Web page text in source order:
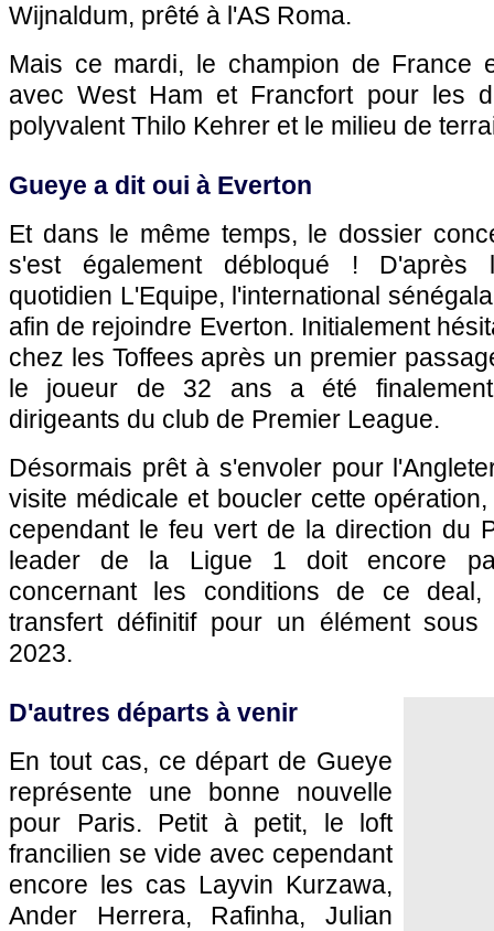
Wijnaldum, prêté à l'AS Roma.
Mais ce mardi, le champion de France
avec West Ham et Francfort pour les
polyvalent Thilo Kehrer et le milieu de
Gueye a dit oui à Everton
Et dans le même temps, le dossier
s'est également débloqué ! D'après
quotidien L'Equipe, l'international
afin de rejoindre Everton. Initialement
chez les Toffees après un premier
le joueur de 32 ans a été
dirigeants du club de Premier League.
Désormais prêt à s'envoler pour
visite médicale et boucler cette
cependant le feu vert de la direction du
leader de la Ligue 1 doit encore
concernant les conditions de ce
transfert définitif pour un élément sous
2023.
D'autres départs à venir
En tout cas, ce départ de Gueye
représente une bonne nouvelle
pour Paris. Petit à petit, le loft
francilien se vide avec cependant
encore les cas Layvin Kurzawa,
Ander Herrera, Rafinha, Julian